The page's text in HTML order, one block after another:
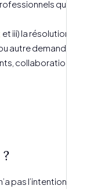
que
et iii) la résolution
autre demande
collaborations
pas l’intention